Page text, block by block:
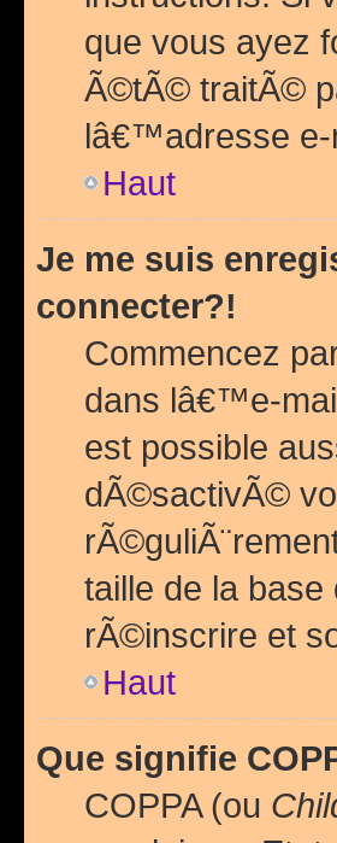
que vous ayez
Ã©tÃ© traitÃ©
lâ€™adresse e-
Haut
Je me suis
connecter?!
Commencez
dans lâ€™e-
est possible
dÃ©sactivÃ©
taille de la
rÃ©inscrire et
Haut
Que signifie
COPPA (ou